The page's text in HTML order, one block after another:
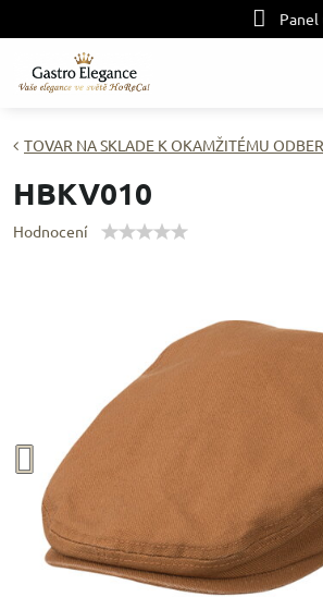
TOVAR NA SKLADE K OKAMŽITÉMU
HBKV010
Hodnocení